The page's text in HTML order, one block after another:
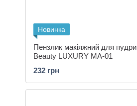
Новинка
Пензлик макіяжний для пудри
Beauty LUXURY MA-01
232 грн